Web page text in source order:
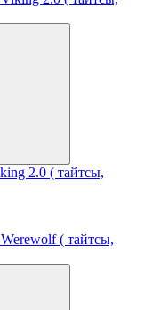
2.0 ( тайтсы,